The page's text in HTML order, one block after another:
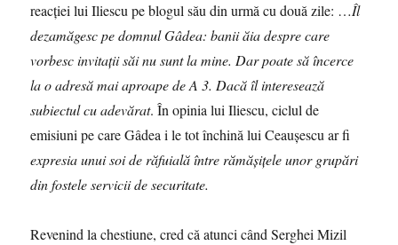
reacţiei lui Iliescu pe blogul său din urmă cu două zile: …Îl
dezamăgesc pe domnul Gâdea: banii ăia despre care
vorbesc invitații săi nu sunt la mine. Dar poate să încerce
la o adresă mai aproape de A 3. Dacă îl interesează
subiectul cu adevărat. În opinia lui Iliescu, ciclul de
emisiuni pe care Gâdea i le tot închină lui Ceauşescu ar fi
expresia unui soi de răfuială între rămășițele unor grupări
din fostele servicii de securitate.
Revenind la chestiune, cred că atunci când Serghei Mizil